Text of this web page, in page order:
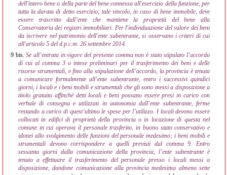
dell'intero bene o della parte del bene connessa all'esercizio della funzione, per
tutta la durata di detto esercizio; tale vincolo, in caso di bene immobile, deve
essere trascritto dall’ente che mantiene la proprietà del bene alla
Conservatoria dei registri immobiliari. Per l'individuazione del valore dei beni
da iscrivere nel patrimonio dell'ente subentrante, si osservano i criteri di cui
all'articolo 5 del d.p.c.m. 26 settembre 2014.
9 bis. Se all’entrata in vigore del presente comma non è stato stipulato l’accordo
di cui al comma 3 o intese preliminari per il trasferimento dei beni e delle
risorse strumentali, e fino alla stipulazione dell’accordo, la provincia è tenuta
a comunicare formalmente all’ente subentrante, entro i successivi quindici
giorni, i locali e i beni mobili e strumentali che gli sono messi a disposizione a
titolo gratuito affinché detti locali e beni possano essere presi in carico con
verbale di consegna e utilizzati in autonomia dall’ente subentrante, ferme
restando a carico di quest’ultimo le spese per l’utilizzo. I locali devono essere
collocati in edifici di proprietà della provincia o in locazione di questa nel
comune in cui operava il personale trasferito, in buono stato conservativo e
idonei allo svolgimento delle funzioni del personale medesimo; i beni mobili e
strumentali devono corrispondere a quelli previsti dal comma 9. Entro
sessanta giorni dalla comunicazione della provincia, l’ente subentrante è
tenuto a effettuare il trasferimento del personale presso i locali messi a
disposizione, dandone comunicazione alla provincia medesima almeno sette